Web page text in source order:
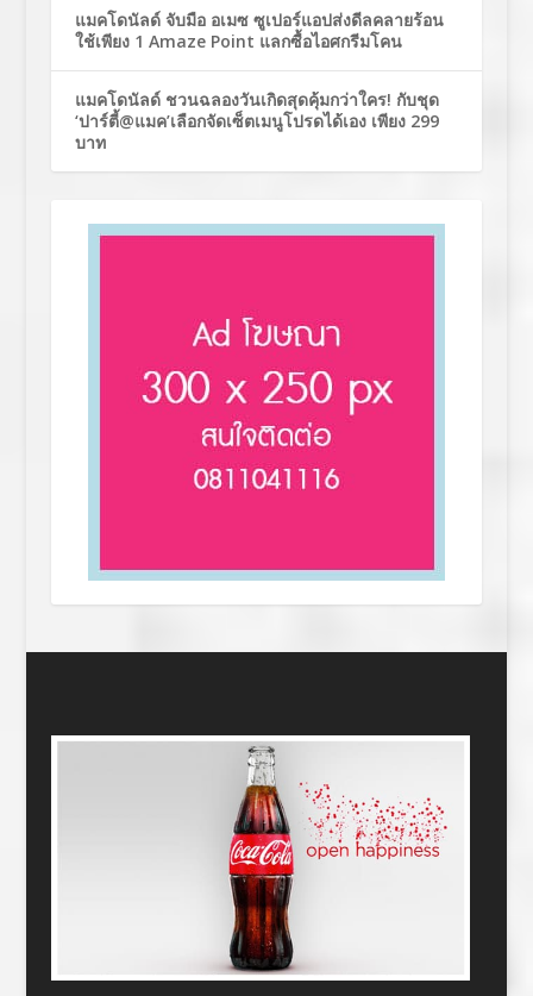
แมคโดนัลด์ จับมือ อเมซ ซูเปอร์แอปส่งดีลคลายร้อน
ใช้เพียง 1 Amaze Point แลกซื้อไอศกรีมโคน
แมคโดนัลด์ ชวนฉลองวันเกิดสุดคุ้มกว่าใคร! กับชุด
‘ปาร์ตี้@แมค’เลือกจัดเซ็ตเมนูโปรดได้เอง เพียง 299
บาท